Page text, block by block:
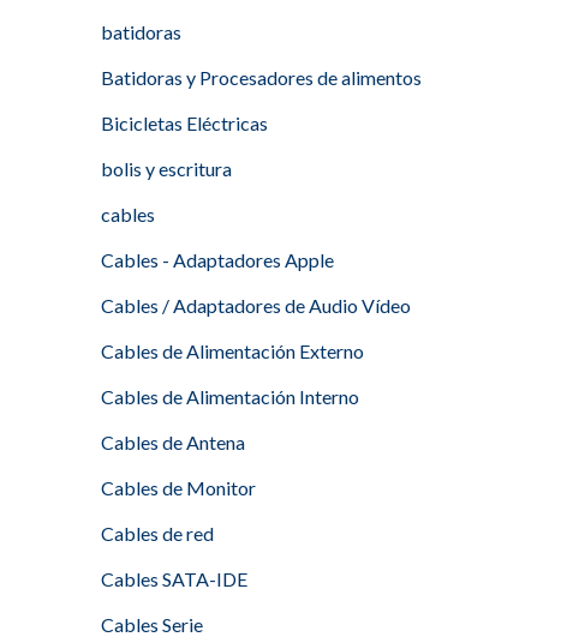
batidoras
Batidoras y Procesadores de alimentos
Bicicletas Eléctricas
bolis y escritura
cables
Cables - Adaptadores Apple
Cables / Adaptadores de Audio Vídeo
Cables de Alimentación Externo
Cables de Alimentación Interno
Cables de Antena
Cables de Monitor
Cables de red
Cables SATA-IDE
Cables Serie